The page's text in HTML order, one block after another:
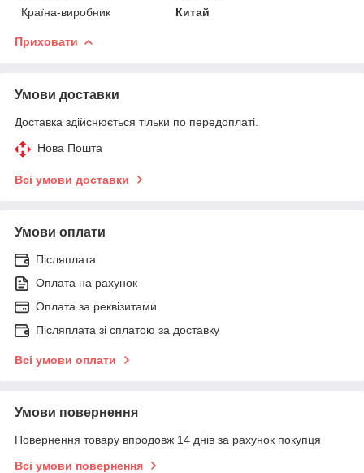
Країна-виробник
Китай
Приховати
Умови доставки
Доставка здійснюється тільки по передоплаті.
Нова Пошта
Всі умови доставки
Умови оплати
Післяплата
Оплата на рахунок
Оплата за реквізитами
Післяплата зі сплатою за доставку
Всі умови оплати
Умови повернення
Повернення товару впродовж 14 днів за рахунок покупця
Всі умови повернення